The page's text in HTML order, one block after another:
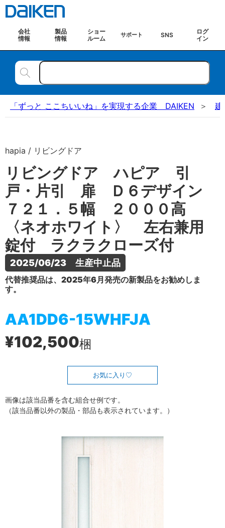
会社
情報
製品
情報
ショー
ルーム
サポート SNS
ログ
イン
「ずっと ここちいいね」を実現する企業 DAIKEN 建
hapia / リビングドア
リビングドア ハピア 引
戸・片引 扉 Ｄ６デザイン
７２１．５幅 ２０００高
〈ネオホワイト〉 左右兼用
錠付 ラクラクローズ付
2025/06/23　生産中止品
代替推奨品は、2025年6月発売の新製品をお勧めしま
す。
AA1DD6-15WHFJA
¥102,500梱
お気に入り
画像は該当品番を含む組合せ例です。
（該当品番以外の製品・部品も表示されています。）